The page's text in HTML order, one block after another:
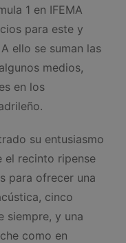
1 en IFEMA
para este y
ello se suman las
medios,
en los
su entusiasmo
el recinto ripense
para ofrecer una
cinco
siempre, y una
como en